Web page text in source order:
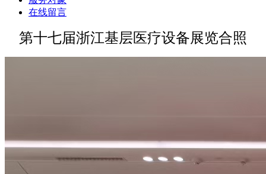
在线留言
第十七届浙江基层医疗设备展览合照